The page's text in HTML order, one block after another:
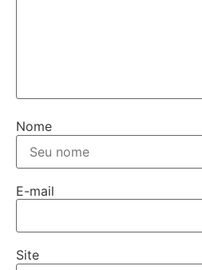
Nome
E-mail
Site